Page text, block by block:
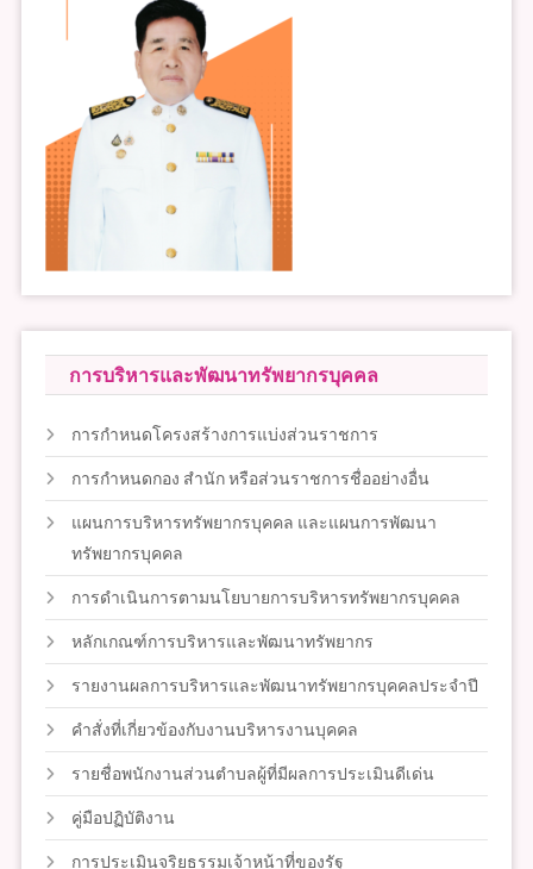
การบริหารและพัฒนาทรัพยากรบุคคล
การกำหนดโครงสร้างการแบ่งส่วนราชการ
การกำหนดกอง สำนัก หรือส่วนราชการชื่ออย่างอื่น
แผนการบริหารทรัพยากรบุคคล และแผนการพัฒนา
ทรัพยากรบุคคล
การดำเนินการตามนโยบายการบริหารทรัพยากรบุคคล
หลักเกณฑ์การบริหารและพัฒนาทรัพยากร
รายงานผลการบริหารและพัฒนาทรัพยากรบุคคลประจำปี
คำสั่งที่เกี่ยวข้องกับงานบริหารงานบุคคล
รายชื่อพนักงานส่วนตำบลผู้ที่มีผลการประเมินดีเด่น
คู่มือปฏิบัติงาน
การประเมินจริยธรรมเจ้าหน้าที่ของรัฐ